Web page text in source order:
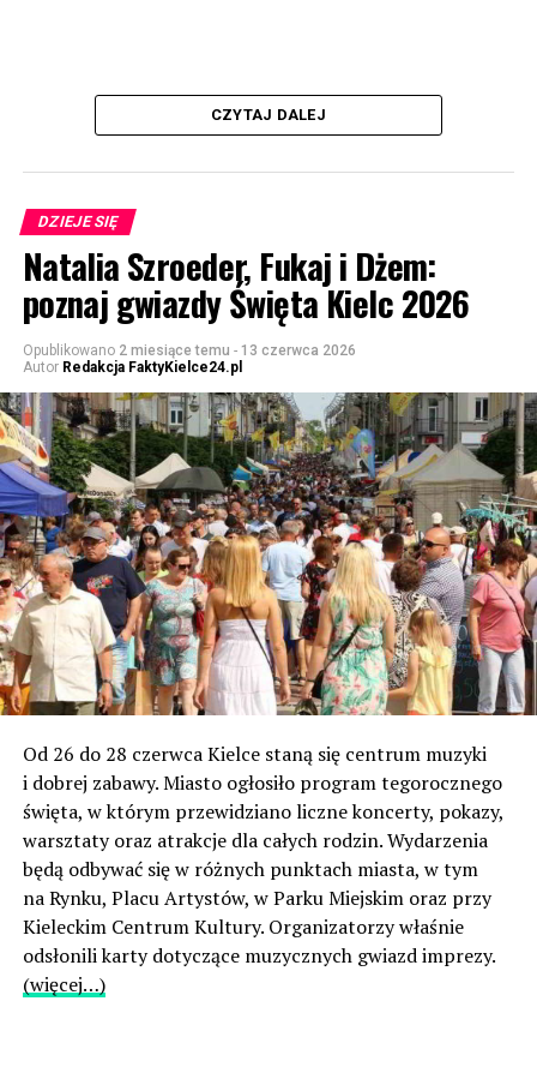
CZYTAJ DALEJ
DZIEJE SIĘ
Natalia Szroeder, Fukaj i Dżem:
poznaj gwiazdy Święta Kielc 2026
Opublikowano 2 miesiące temu - 13 czerwca 2026
Autor Redakcja FaktyKielce24.pl
Od 26 do 28 czerwca Kielce staną się centrum muzyki
i dobrej zabawy. Miasto ogłosiło program tegorocznego
święta, w którym przewidziano liczne koncerty, pokazy,
warsztaty oraz atrakcje dla całych rodzin. Wydarzenia
będą odbywać się w różnych punktach miasta, w tym
na Rynku, Placu Artystów, w Parku Miejskim oraz przy
Kieleckim Centrum Kultury. Organizatorzy właśnie
odsłonili karty dotyczące muzycznych gwiazd imprezy.
(więcej…)